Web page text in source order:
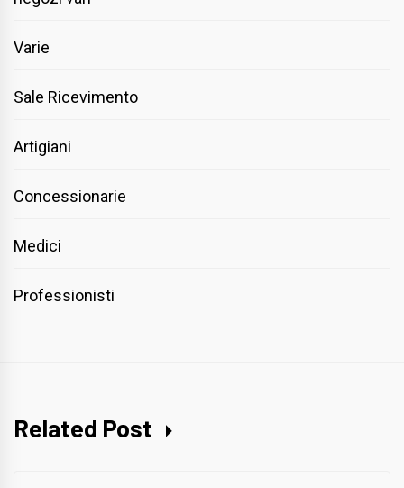
Varie
Sale Ricevimento
Artigiani
Concessionarie
Medici
Professionisti
Related Post